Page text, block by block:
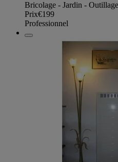
Bricolage - Jardin -
Prix€199
Professionnel